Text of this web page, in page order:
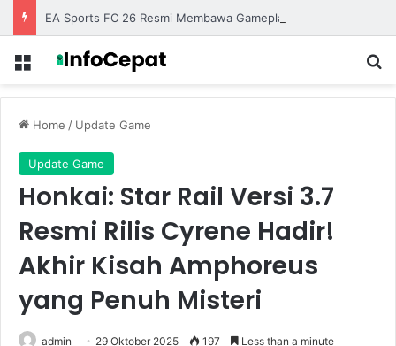
Menu
Home / Update Game
Update Game
Honkai: Star Rail Versi 3.7
Resmi Rilis Cyrene Hadir!
Akhir Kisah Amphoreus
yang Penuh Misteri
admin 29 Oktober 2025 197 Less than a minute